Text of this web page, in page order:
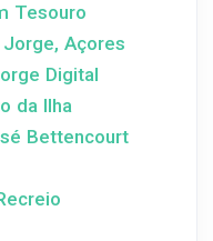
Tesouro
Açores
Digital
da Ilha
Bettencourt